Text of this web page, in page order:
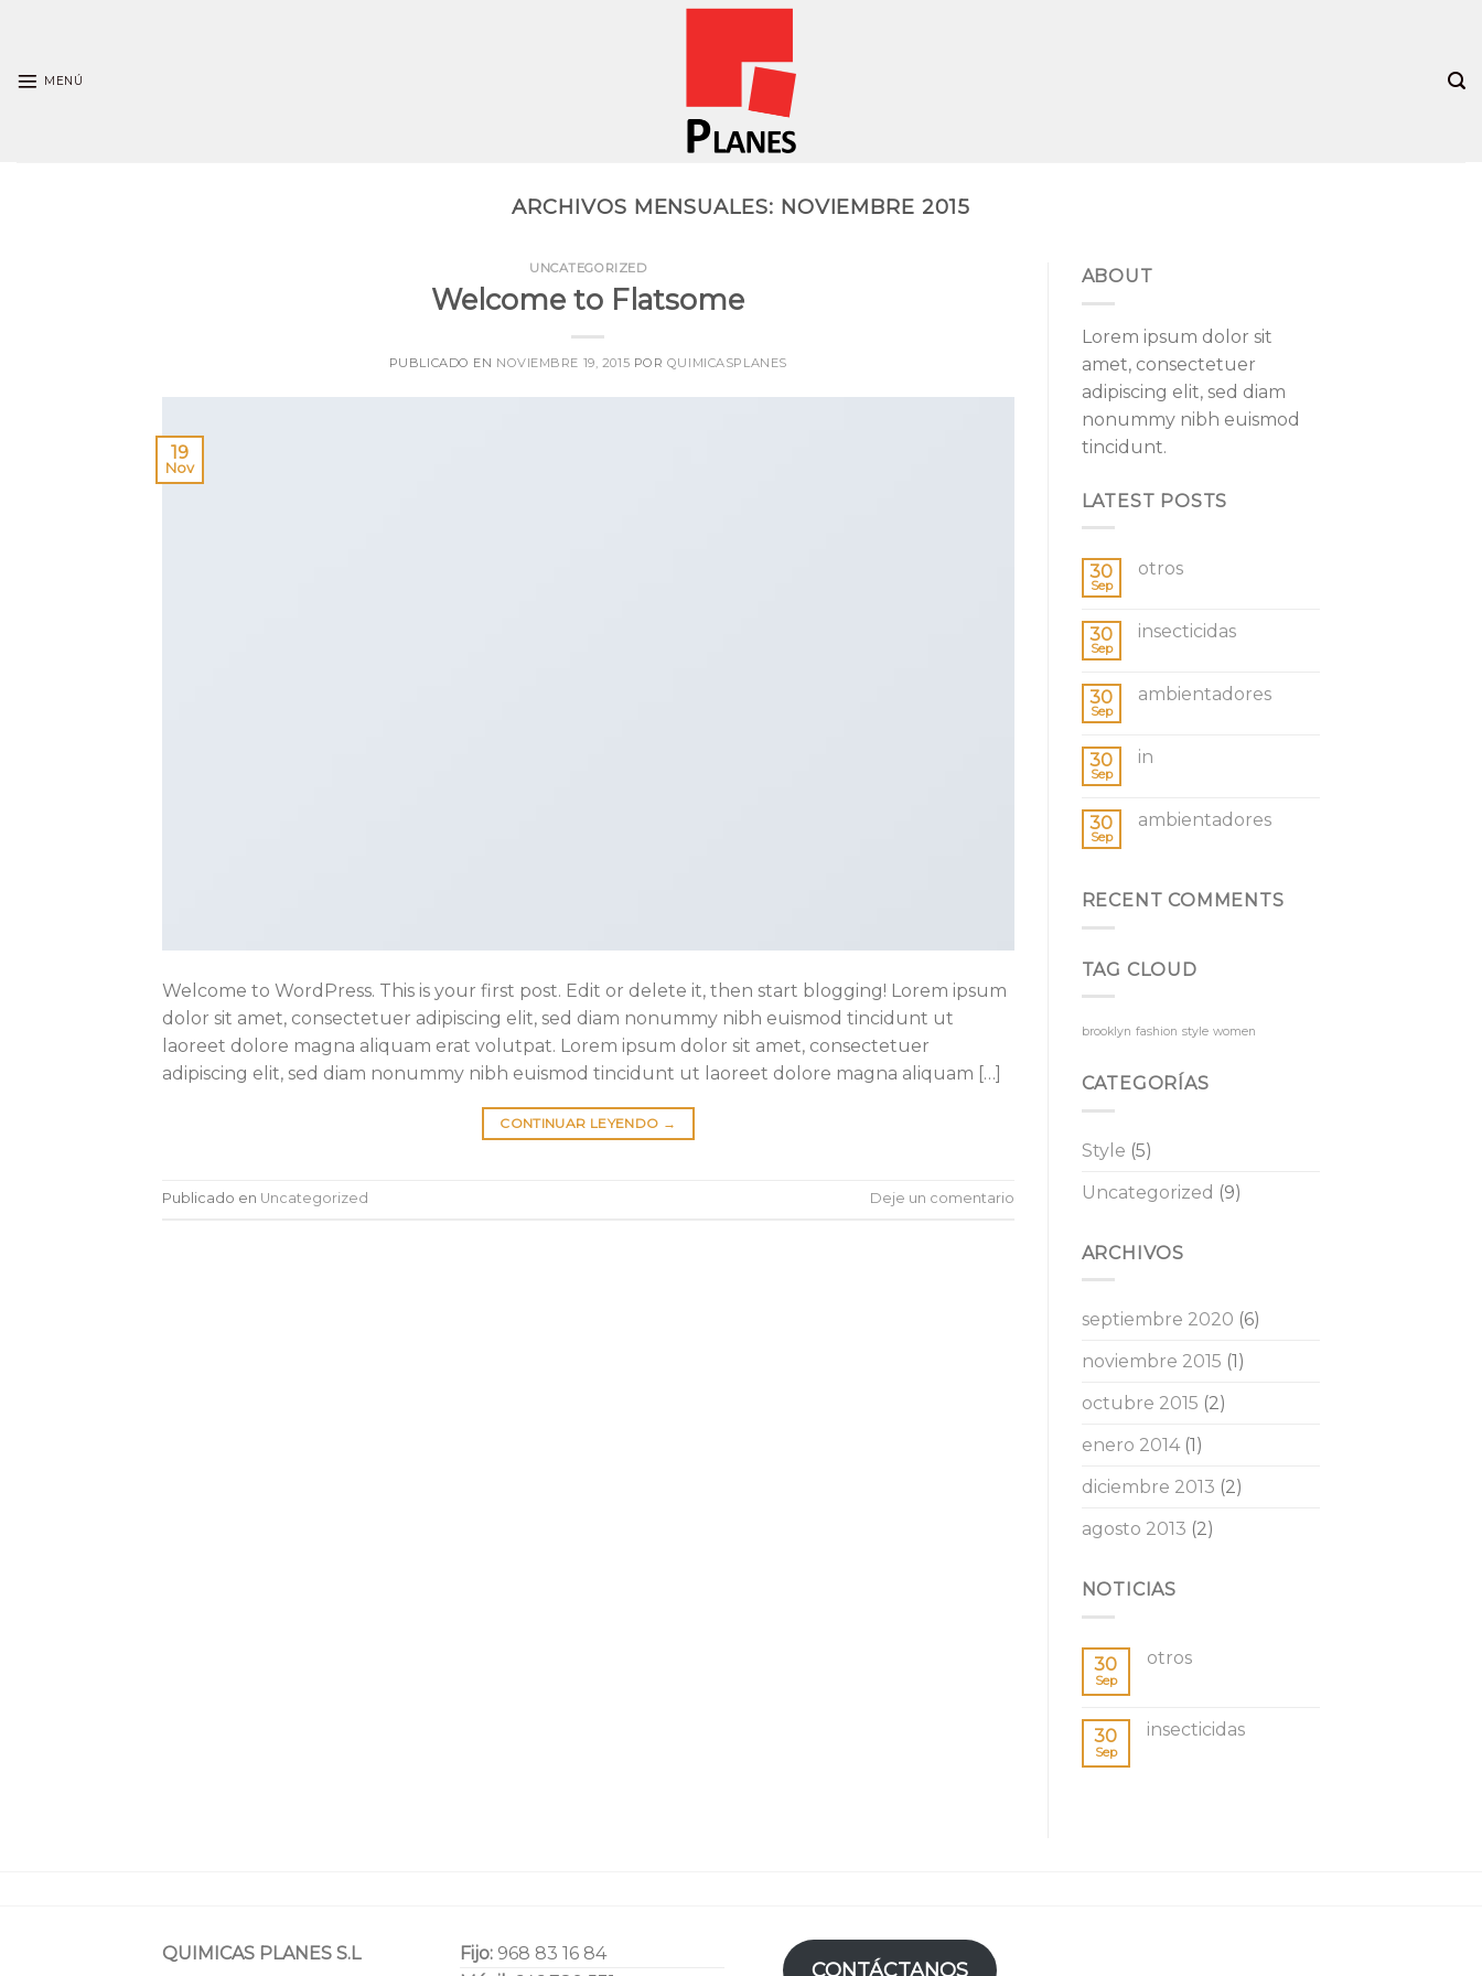
MENÚ
ARCHIVOS MENSUALES: NOVIEMBRE 2015
UNCATEGORIZED
Welcome to Flatsome
PUBLICADO EN NOVIEMBRE 19, 2015 POR QUIMICASPLANES
19
Nov
Welcome to WordPress. This is your first post. Edit or delete it, then start blogging! Lorem ipsum
dolor sit amet, consectetuer adipiscing elit, sed diam nonummy nibh euismod tincidunt ut
laoreet dolore magna aliquam erat volutpat. Lorem ipsum dolor sit amet, consectetuer
adipiscing elit, sed diam nonummy nibh euismod tincidunt ut laoreet dolore magna aliquam […]
CONTINUAR LEYENDO →
Publicado en Uncategorized Deje un comentario
ABOUT
Lorem ipsum dolor sit
amet, consectetuer
adipiscing elit, sed diam
nonummy nibh euismod
tincidunt.
LATEST POSTS
30
Sep
otros
30
Sep
insecticidas
30
Sep
ambientadores
30
Sep
in
30
Sep
ambientadores
RECENT COMMENTS
TAG CLOUD
brooklyn fashion style women
CATEGORÍAS
Style (5)
Uncategorized (9)
ARCHIVOS
septiembre 2020 (6)
noviembre 2015 (1)
octubre 2015 (2)
enero 2014(1)
diciembre 2013 (2)
agosto 2013 (2)
NOTICIAS
30
Sep
otros
30
Sep
insecticidas
QUIMICAS PLANES S.L Fijo: 968 83 16 84
CONTÁCTANOS